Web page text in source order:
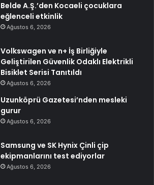
Belde A.Ş.’den Kocaeli çocuklara
eğlenceli etkinlik
Ağustos 6, 2026
Volkswagen ve n+ İş Birliğiyle
Geliştirilen Güvenlik Odaklı Elektrikli
Bisiklet Serisi Tanıtıldı
Ağustos 6, 2026
Uzunköprü Gazetesi’nden mesleki
gurur
Ağustos 6, 2026
Samsung ve SK Hynix Çinli çip
ekipmanlarını test ediyorlar
Ağustos 6, 2026